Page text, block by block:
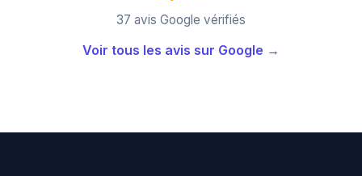
37 avis Google vérifiés
Voir tous les avis sur Google →